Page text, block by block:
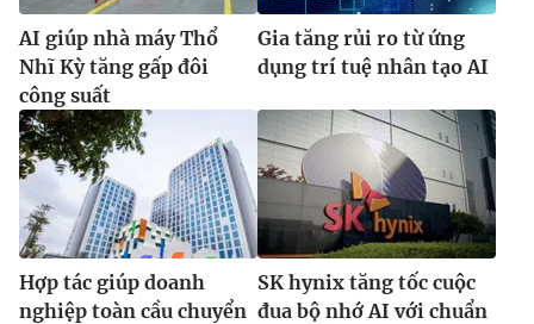
AI giúp nhà máy Thổ
Nhĩ Kỳ tăng gấp đôi
công suất
Gia tăng rủi ro từ ứng
dụng trí tuệ nhân tạo AI
Hợp tác giúp doanh
nghiệp toàn cầu chuyển
SK hynix tăng tốc cuộc
đua bộ nhớ AI với chuẩn